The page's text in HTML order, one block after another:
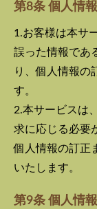
第8条 個人情
1.お客様は本サ
誤った情報であ
り、個人情報の
す。
2.本サービスは
求に応じる必要
個人情報の訂正
いたします。
第9条 個人情